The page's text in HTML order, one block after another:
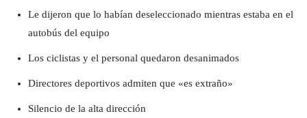
Le dijeron que lo habían deseleccionado mientras estaba en el
autobús del equipo
Los ciclistas y el personal quedaron desanimados
Directores deportivos admiten que «es extraño»
Silencio de la alta dirección